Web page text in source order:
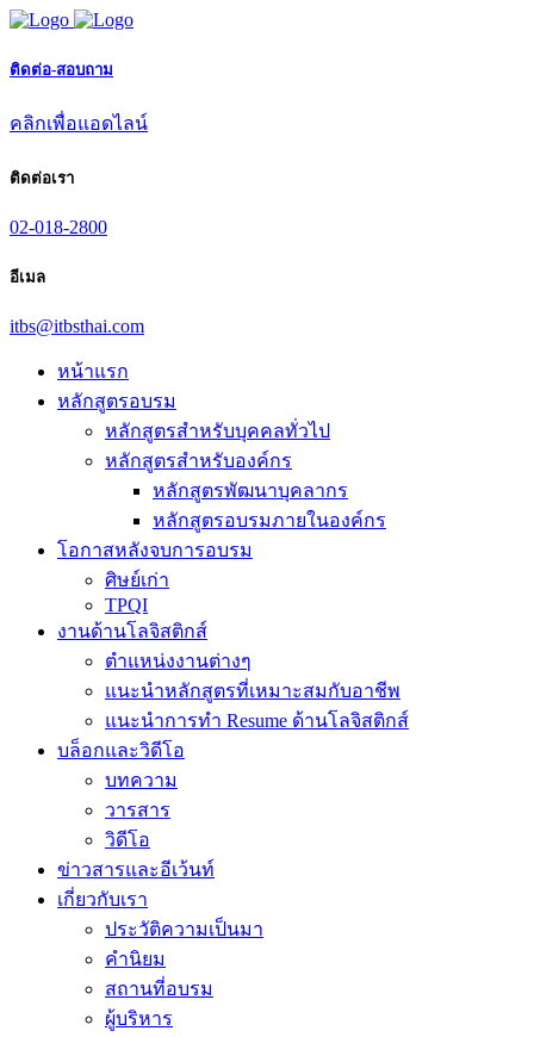
ติดต่อ-สอบถาม
คลิกเพื่อแอดไลน์
ติดต่อเรา
02-018-2800
อีเมล
itbs@itbsthai.com
หน้าแรก
หลักสูตรอบรม
หลักสูตรสำหรับบุคคลทั่วไป
หลักสูตรสำหรับองค์กร
หลักสูตรพัฒนาบุคลากร
หลักสูตรอบรมภายในองค์กร
โอกาสหลังจบการอบรม
ศิษย์เก่า
TPQI
งานด้านโลจิสติกส์
ตำแหน่งงานต่างๆ
แนะนำหลักสูตรที่เหมาะสมกับอาชีพ
แนะนำการทำ Resume ด้านโลจิสติกส์
บล็อกและวิดีโอ
บทความ
วารสาร
วิดีโอ
ข่าวสารและอีเว้นท์
เกี่ยวกับเรา
ประวัติความเป็นมา
คำนิยม
สถานที่อบรม
ผู้บริหาร